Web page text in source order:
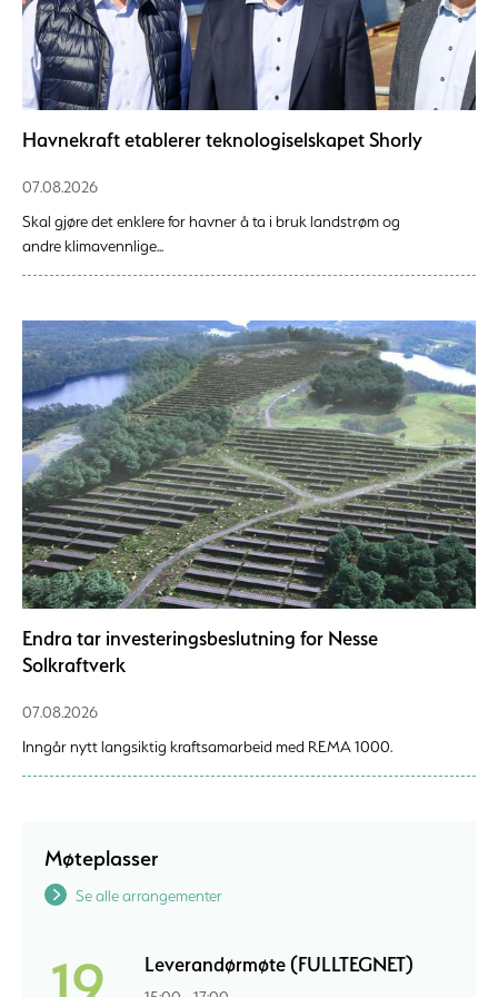
Havnekraft etablerer teknologiselskapet Shorly
07.08.2026
Skal gjøre det enklere for havner å ta i bruk landstrøm og
andre klimavennlige...
Endra tar investeringsbeslutning for Nesse
Solkraftverk
07.08.2026
Inngår nytt langsiktig kraftsamarbeid med REMA 1000.
Møteplasser
Se alle arrangementer
Leverandørmøte (FULLTEGNET)